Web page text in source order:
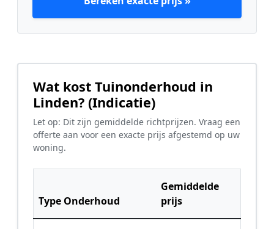
Wat kost Tuinonderhoud in
Linden? (Indicatie)
Let op: Dit zijn gemiddelde richtprijzen. Vraag een
offerte aan voor een exacte prijs afgestemd op uw
woning.
Type Onderhoud
Gemiddelde
prijs